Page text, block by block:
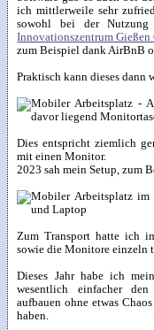
ich mittlerweile sehr
sowohl bei der
Innovationszentrum Gießen
zum Beispiel dank AirBnB
Praktisch kann dieses dann
Dies entspricht ziemlich
mit einen Monitor.
2023 sah mein Setup, zum
Zum Transport hatte ich
sowie die Monitore einzeln
Dieses Jahr habe ich
wesentlich einfacher
aufbauen ohne etwas
haben.